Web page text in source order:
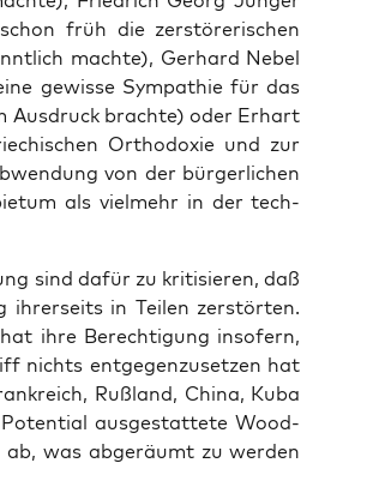
früh die zer­stö­re­ri­schen
mach­te), Ger­hard Nebel
gewis­se Sym­pa­thie für das
Aus­druck brach­te) oder Erhart
Ortho­do­xie und zur
von der bür­ger­li­chen
als viel­mehr in der tech­
sind dafür zu kri­ti­sie­ren, daß
ihrer­seits in Tei­len zer­stör­ten.
ihre Berech­ti­gung inso­fern,
nichts ent­ge­gen­zu­set­zen hat
Ruß­land, Chi­na, Kuba
aus­ge­stat­te­te Wood­
was abge­räumt zu wer­den